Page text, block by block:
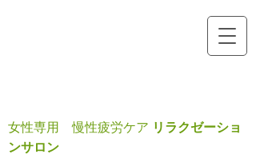
女性専用 慢性疲労ケア リラクゼーショ
ンサロン